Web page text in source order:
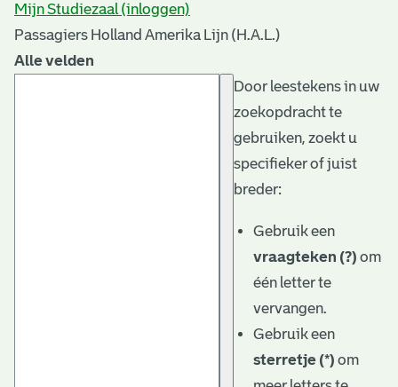
Mijn Studiezaal (inloggen)
Passagiers Holland Amerika Lijn (H.A.L.)
Alle velden
Door leestekens in uw
zoekopdracht te
gebruiken, zoekt u
specifieker of juist
breder:
Gebruik een
vraagteken (?) om
één letter te
vervangen.
Gebruik een
sterretje (*) om